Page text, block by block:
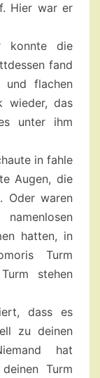
Hier war er
konnte die
fand
und flachen
wieder, das
unter ihm
in fahle
Augen, die
Oder waren
hatten, in
Turm
stehen
dass es
zu deinen
hat
Turm